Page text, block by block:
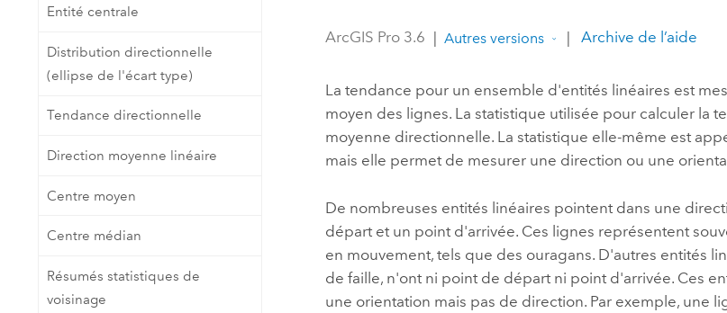
Créer des applications de
cartographie et d’analyse spatialeTous les secteurs d’activité
technologiques
Tous les récits
Entité centrale
Distribution directionnelle
(ellipse de l'écart type)
Tendance directionnelle
Direction moyenne linéaire
Centre moyen
Centre médian
Résumés statistiques de
voisinage
ArcGIS Pro 3.6 | Autres versions | Archive de l’aide
La tendance pour un ensemble d'entités linéaires est
moyen des lignes. La statistique utilisée pour calculer la
moyenne directionnelle. La statistique elle-même est
mais elle permet de mesurer une direction ou une
De nombreuses entités linéaires pointent dans une
départ et un point d'arrivée. Ces lignes représentent
en mouvement, tels que des ouragans. D'autres entités
de faille, n'ont ni point de départ ni point d'arrivée. Ces
une orientation mais pas de direction. Par exemple, une